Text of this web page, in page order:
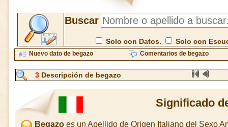
Buscar
Solo con Datos. Solo con
Nuevo dato de begazo Comentarios de begazo
3Descripción de begazo
Significado
Begazo es un Apellido de Origen Italiano del Sexo